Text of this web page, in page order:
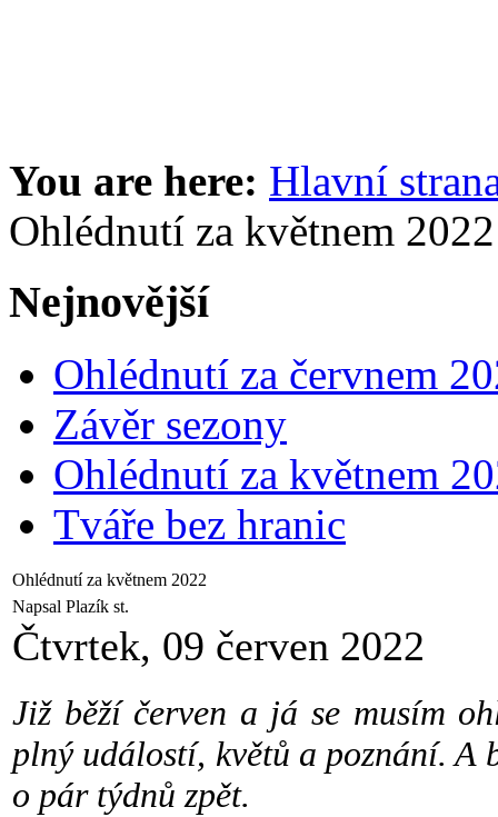
You are here: Hlavní
Ohlédnutí za květnem 2022
Nejnovější
Ohlédnutí za červnem
Závěr sezony
Ohlédnutí za květnem
Tváře bez hranic
Ohlédnutí za květnem 2022
Napsal Plazík st.
Čtvrtek, 09 červen 2022
Již běží červen a já se musím
plný událostí, květů a poznání. A
o pár týdnů zpět.